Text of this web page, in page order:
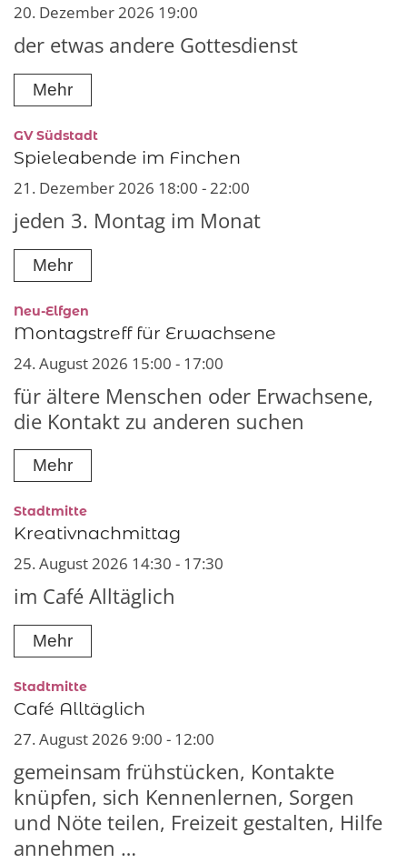
20. Dezember 2026 19:00
der etwas andere Gottesdienst
Mehr
GV Südstadt:
Spieleabende im Finchen
21. Dezember 2026 18:00 - 22:00
jeden 3. Montag im Monat
Mehr
Neu-Elfgen
Montagstreff für Erwachsene
24. August 2026 15:00 - 17:00
für ältere Menschen oder Erwachsene,
die Kontakt zu anderen suchen
Mehr
Stadtmitte:
Kreativnachmittag
25. August 2026 14:30 - 17:30
im Café Alltäglich
Mehr
Stadtmitte:
Café Alltäglich
27. August 2026 9:00 - 12:00
gemeinsam frühstücken, Kontakte
knüpfen, sich Kennenlernen, Sorgen
und Nöte teilen, Freizeit gestalten, Hilfe
annehmen …